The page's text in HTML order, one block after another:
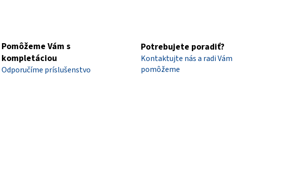
Pomôžeme Vám s
kompletáciou
Odporučíme príslušenstvo
Potrebujete poradiť?
Kontaktujte nás a radi Vám
pomôžeme